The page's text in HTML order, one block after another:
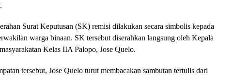
Surat Keputusan (SK) remisi dilakukan secara simbolis kepada
warga binaan. SK tersebut diserahkan langsung oleh Kepala
Kelas IIA Palopo, Jose Quelo.
tersebut, Jose Quelo turut membacakan sambutan tertulis dari